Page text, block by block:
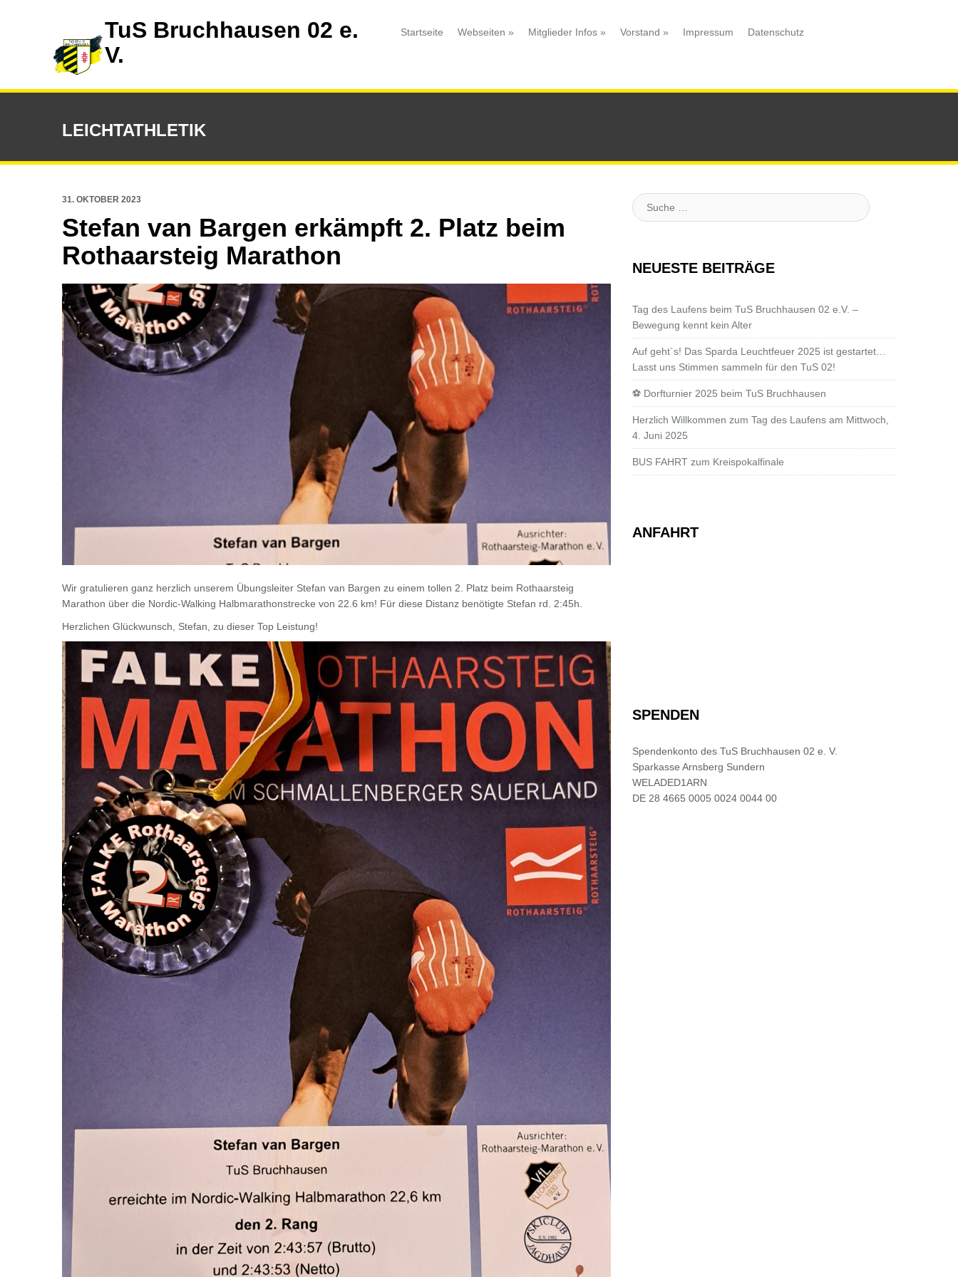
TuS Bruchhausen 02 e.
V.
Startseite Webseiten » Mitglieder Infos » Vorstand » Impressum Datenschutz
LEICHTATHLETIK
31. OKTOBER 2023
Stefan van Bargen erkämpft 2. Platz beim
Rothaarsteig Marathon
Wir gratulieren ganz herzlich unserem Übungsleiter Stefan van Bargen zu einem tollen 2. Platz beim Rothaarsteig
Marathon über die Nordic-Walking Halbmarathonstrecke von 22.6 km! Für diese Distanz benötigte Stefan rd. 2:45h.
Herzlichen Glückwunsch, Stefan, zu dieser Top Leistung!
Suche
:
NEUESTE BEITRÄGE
Tag des Laufens beim TuS Bruchhausen 02 e.V. –
Bewegung kennt kein Alter
Auf geht`s! Das Sparda Leuchtfeuer 2025 ist gestartet…
Lasst uns Stimmen sammeln für den TuS 02!
⚽ Dorfturnier 2025 beim TuS Bruchhausen
Herzlich Willkommen zum Tag des Laufens am Mittwoch,
4. Juni 2025
BUS FAHRT zum Kreispokalfinale
ANFAHRT
SPENDEN
Spendenkonto des TuS Bruchhausen 02 e. V.
Sparkasse Arnsberg Sundern
WELADED1ARN
DE 28 4665 0005 0024 0044 00